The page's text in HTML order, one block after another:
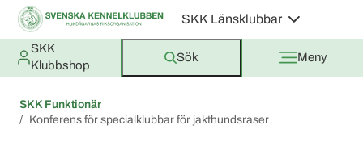
SKK Länsklubbar
SKK
Klubbshop
Sök Meny
SKK Funktionär
Konferens för specialklubbar för jakthundsraser